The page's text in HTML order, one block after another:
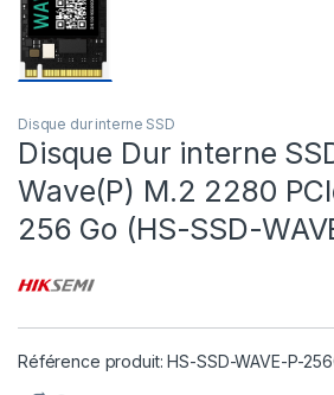
Disque dur interne SSD
Disque Dur interne
Wave(P) M.2 2280
256 Go (HS-SSD-
Référence produit: HS-SSD-WAVE-P-